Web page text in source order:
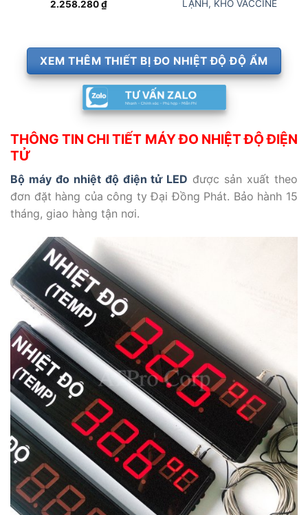
2.258.280₫
LẠNH, KHO VACCINE
XEM THÊM THIẾT BỊ ĐO NHIỆT ĐỘ ĐỘ ẨM
THÔNG TIN CHI TIẾT MÁY ĐO NHIỆT ĐỘ ĐIỆN
TỬ
Bộ máy đo nhiệt độ điện tử LED được sản xuất theo
đơn đặt hàng của công ty Đại Đồng Phát. Bảo hành 15
tháng, giao hàng tận nơi.